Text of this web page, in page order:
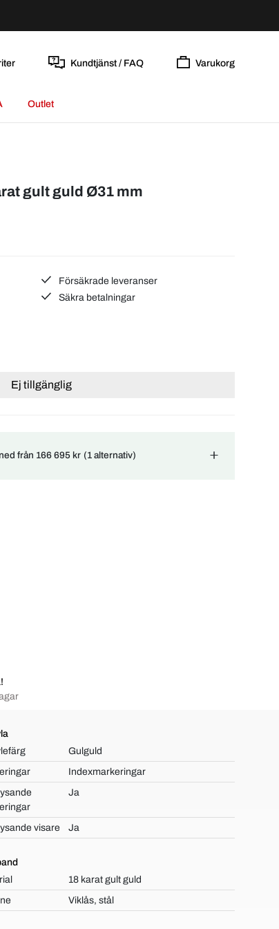
Kundtjänst / FAQ Varukorg
Outlet
gult guld Ø31 mm
Försäkrade leveranser
Säkra betalningar
Ej tillgänglig
från 166 695 kr (1 alternativ)
Gulguld
Indexmarkeringar
Ja
visare Ja
18 karat gult guld
Viklås, stål